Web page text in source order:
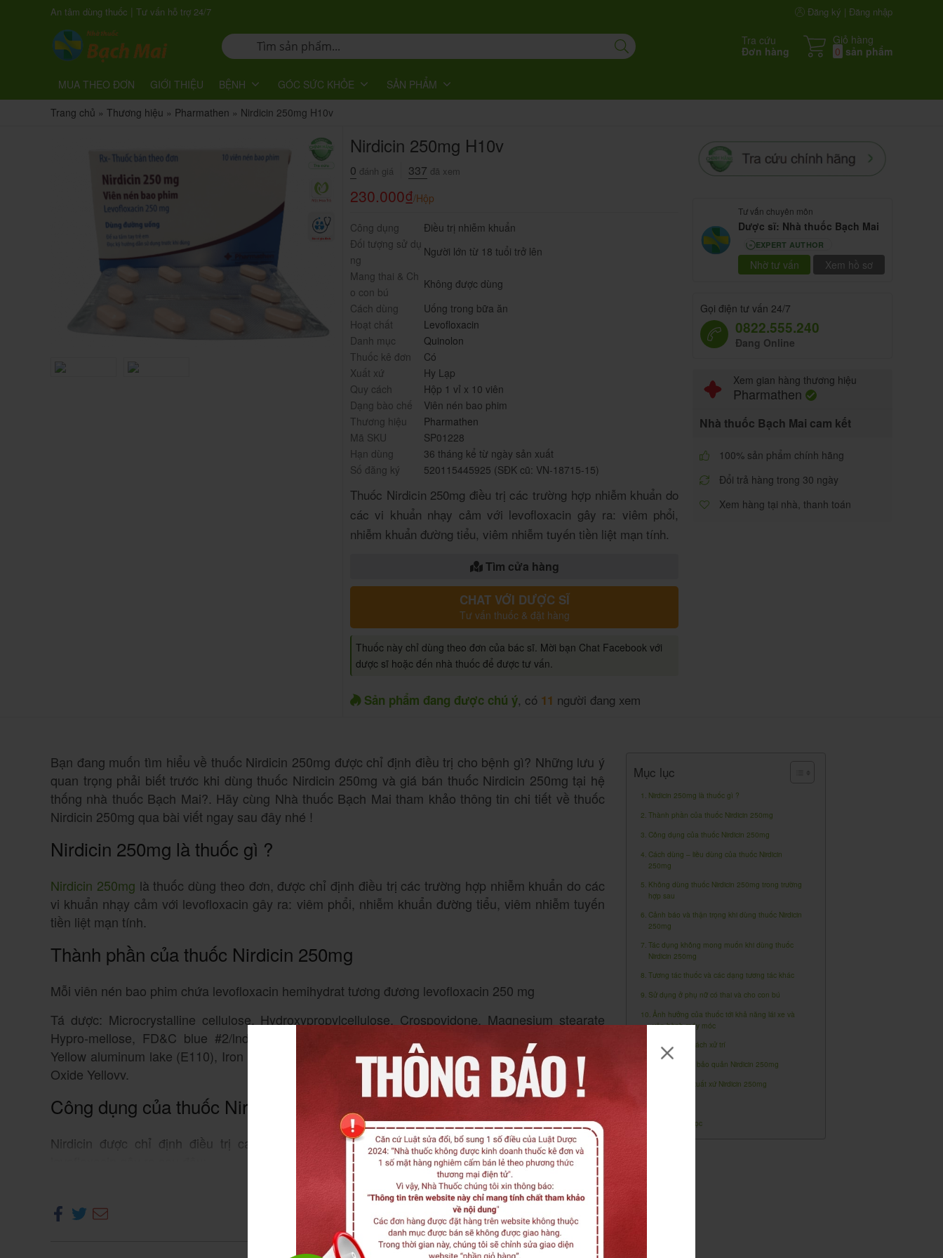
An tâm dùng thuốc | Tư vấn hỗ trợ 24/7 Đăng ký | Đăng nhập
Tra cứu
Đơn hàng
Giỏ hàng
0 sản phẩm
MUA THEO ĐƠN GIỚI THIỆU BỆNH GÓC SỨC KHỎE
SẢN PHẨM
Trang chủ » Thương hiệu » Pharmathen » Nirdicin 250mg H10v
Nirdicin 250mg H10v
0 đánh giá 337 đã xem
230.000₫/Hộp
Công dụng
Điều trị nhiễm khuẩn
Đối tượng sử dụ
ng
Người lớn từ 18 tuổi trở lên
Mang thai & Ch
o con bú
Không được dùng
Cách dùng
Uống trong bữa ăn
Hoạt chất
Levofloxacin
Danh mục
Quinolon
Thuốc kê đơn
Có
Xuất xứ
Hy Lạp
Quy cách
Hộp 1 vỉ x 10 viên
Dạng bào chế
Viên nén bao phim
Thương hiệu
Pharmathen
Mã SKU
SP01228
Hạn dùng
36 tháng kể từ ngày sản xuất
Số đăng ký
520115445925 (SĐK cũ: VN-18715-15)
Thuốc Nirdicin 250mg điều trị các trường hợp nhiễm khuẩn do
các vi khuẩn nhạy cảm với levofloxacin gây ra: viêm phổi,
nhiễm khuẩn đường tiểu, viêm nhiễm tuyến tiền liệt mạn tính.
Tìm cửa hàng
CHAT VỚI DƯỢC SĨ
Tư vấn thuốc & đặt hàng
Thuốc này chỉ dùng theo đơn của bác sĩ. Mời bạn Chat Facebook với
dược sĩ hoặc đến nhà thuốc để được tư vấn.
Sản phẩm đang được chú ý, có 11 người đang xem
Tư vấn chuyên môn
Dược sĩ: Nhà thuốc Bạch Mai
80 EXPERT AUTHOR
Nhờ tư vấn Xem hồ sơ
Gọi điện tư vấn 24/7
0822.555.240
Đang Online
Xem gian hàng thương hiệu
Pharmathen
Nhà thuốc Bạch Mai cam kết
100% sản phẩm chính hãng
Đổi trả hàng trong 30 ngày
Xem hàng tại nhà, thanh toán
Bạn đang muốn tìm hiểu về thuốc Nirdicin 250mg được chỉ định điều trị cho bệnh gì? Những lưu ý
quan trọng phải biết trước khi dùng thuốc Nirdicin 250mg và giá bán thuốc Nirdicin 250mg tại hệ
thống nhà thuốc Bạch Mai?. Hãy cùng Nhà thuốc Bạch Mai tham khảo thông tin chi tiết về thuốc
Nirdicin 250mg qua bài viết ngay sau đây nhé !
Nirdicin 250mg là thuốc gì ?
Nirdicin 250mg là thuốc dùng theo đơn, được chỉ định điều trị các trường hợp nhiễm khuẩn do các
vi khuẩn nhạy cảm với levofloxacin gây ra: viêm phổi, nhiễm khuẩn đường tiểu, viêm nhiễm tuyến
tiền liệt mạn tính.
Thành phần của thuốc Nirdicin 250mg
Mỗi viên nén bao phim chứa levofloxacin hemihydrat tương đương levofloxacin 250 mg
Tá dược: Microcrystalline cellulose. Hydroxypropylcellulose, Crospovidone, Magnesium stearate
Hypro-mellose, FD&C blue #2/lndigo carmine aluminum lake (E132). FD&C yellow #6/Sunset
Yellow aluminum lake (E110), Iron oxide red (E172), Macrogol 4000, Titanium dioxide (E171), Iron
Oxide Yellovv.
Công dụng của thuốc Nirdicin 250mg
Nirdicin được chỉ định điều trị các trường hợp nhiễm khuẩn do các vi khuẩn nhạy cảm với
– Nhiễm khuẩn đường tiểu có biến chứng (bao gồm viêm thận – bể thận)
Báo cáo nội dung không chính xác Miễn trừ trách nhiệm
Mục lục
Nirdicin 250mg là thuốc gì ?
Thành phần của thuốc Nirdicin 250mg
Công dụng của thuốc Nirdicin 250mg
Cách dùng – liều dùng của thuốc Nirdicin
250mg
Không dùng thuốc Nirdicin 250mg trong trường
hợp sau
Cảnh báo và thận trọng khi dùng thuốc Nirdicin
250mg
Tác dụng không mong muốn khi dùng thuốc
Nirdicin 250mg
Tương tác thuốc và các dạng tương tác khác
Sử dụng ở phụ nữ có thai và cho con bú
Ảnh hưởng của thuốc tới khả năng lái xe và
vận hành máy móc
Quá liều và cách xử trí
Hạn dùng và bảo quản Nirdicin 250mg
Nguồn gốc, xuất xứ Nirdicin 250mg
Dược động học